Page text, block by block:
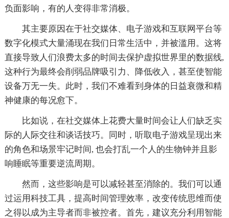
负面影响，有的人变得非常消极。
其主要原因在于社交媒体、电子游戏和互联网平台等
数字化模式大量涌现在我们日常生活中，并被滥用。这将
直接导致人们浪费太多的时间去保护虚拟世界里的数据线,
这种行为最终会削弱品牌吸引力、降低收入，甚至使智能
设备万无一失。此时，我们不难看到身体的日益衰微和精
神健康的每况愈下。
比如说，在社交媒体上花费大量时间会让人们缺乏实
际的人际交往和谈话技巧。同时，听取电子游戏呈现出来
的角色和场景牢记时间, 也会打乱一个人的生物钟并且影
响睡眠等重要逆流周期。
然而，这些影响是可以减轻甚至消除的。我们可以通
过运用科技工具，提高时间管理效率，改变传统思维而使
之得以成为主导者而非被控者。首先，建议充分利用智能